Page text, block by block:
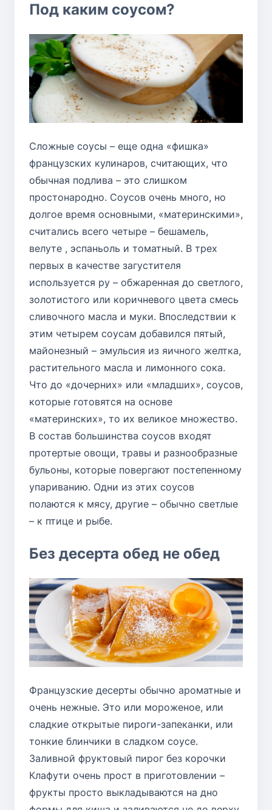
Под каким соусом?
Сложные соусы – еще одна «фишка»
французских кулинаров, считающих, что
обычная подлива – это слишком
простонародно. Соусов очень много, но
долгое время основными, «материнскими»,
считались всего четыре – бешамель,
велуте , эспаньоль и томатный. В трех
первых в качестве загустителя
используется ру – обжаренная до светлого,
золотистого или коричневого цвета смесь
сливочного масла и муки. Впоследствии к
этим четырем соусам добавился пятый,
майонезный – эмульсия из яичного желтка,
растительного масла и лимонного сока.
Что до «дочерних» или «младших», соусов,
которые готовятся на основе
«материнских», то их великое множество.
В состав большинства соусов входят
протертые овощи, травы и разнообразные
бульоны, которые повергают постепенному
упариванию. Одни из этих соусов
полаются к мясу, другие – обычно светлые
– к птице и рыбе.
Без десерта обед не обед
Французские десерты обычно ароматные и
очень нежные. Это или мороженое, или
сладкие открытые пироги-запеканки, или
тонкие блинчики в сладком соусе.
Заливной фруктовый пирог без корочки
Клафути очень прост в приготовлении –
фрукты просто выкладываются на дно